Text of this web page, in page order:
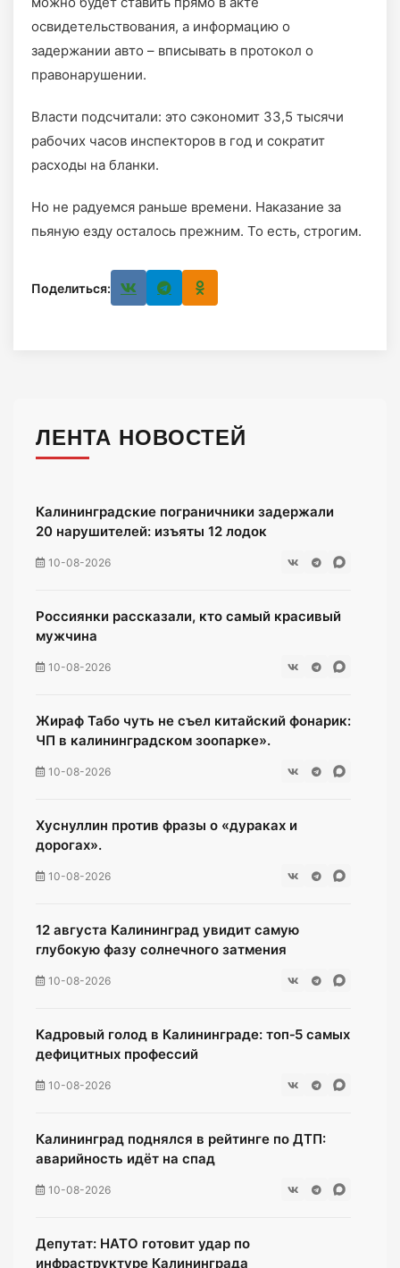
освидетельствования, а информацию о
задержании авто – вписывать в протокол о
правонарушении.
Власти подсчитали: это сэкономит 33,5 тысячи
рабочих часов инспекторов в год и сократит
расходы на бланки.
Но не радуемся раньше времени. Наказание за
пьяную езду осталось прежним. То есть, строгим.
Поделиться:
ЛЕНТА НОВОСТЕЙ
Калининградские пограничники задержали
20 нарушителей: изъяты 12 лодок
10-08-2026
Россиянки рассказали, кто самый красивый
мужчина
10-08-2026
Жираф Табо чуть не съел китайский фонарик:
ЧП в калининградском зоопарке».
10-08-2026
Хуснуллин против фразы о «дураках и
дорогах».
10-08-2026
12 августа Калининград увидит самую
глубокую фазу солнечного затмения
10-08-2026
Кадровый голод в Калининграде: топ‑5 самых
дефицитных профессий
10-08-2026
Калининград поднялся в рейтинге по ДТП:
аварийность идёт на спад
10-08-2026
Депутат: НАТО готовит удар по
инфраструктуре Калининграда